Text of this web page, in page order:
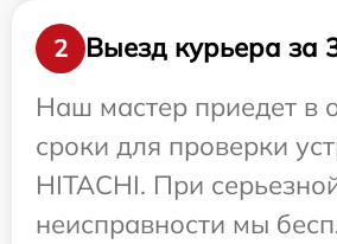
2
Выезд курьера за
Наш мастер приедет в
сроки для проверки
HITACHI. При
неисправности мы